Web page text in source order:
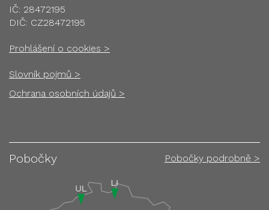
IČ: 28472195
DIČ: CZ28472195
Prohlášení o cookies >
Slovník pojmů >
Ochrana osobních údajů >
Pobočky Pobočky podrobně >